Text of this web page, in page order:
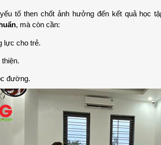
tố then chốt ảnh hưởng đến kết quả học
, mà còn cần:
lực cho trẻ.
thiện.
đường.